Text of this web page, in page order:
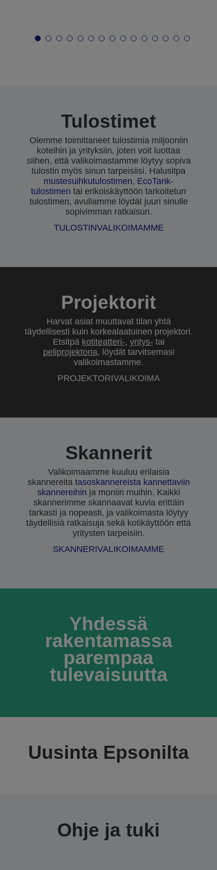
Tulostimet
Olemme toimittaneet tulostimia miljooniin
koteihin ja yrityksiin, joten voit luottaa
siihen, että valikoimastamme löytyy sopiva
tulostin myös sinun tarpeisiisi. Halusitpa
mustesuihkutulostimen, EcoTank-
tulostimen tai erikoiskäyttöön tarkoitetun
tulostimen, avullamme löydät juuri sinulle
sopivimman ratkaisun.
TULOSTINVALIKOIMAMME
Projektorit
Harvat asiat muuttavat tilan yhtä
täydellisesti kuin korkealaatuinen projektori.
Etsitpä kotiteatteri-, yritys- tai
peliprojektoria, löydät tarvitsemasi
valikoimastamme.
PROJEKTORIVALIKOIMA
Skannerit
Valikoimaamme kuuluu erilaisia
skannereita tasoskannereista kannettaviin
skannereihin ja moniin muihin. Kaikki
skannerimme skannaavat kuvia erittäin
tarkasti ja nopeasti, ja valikoimasta löytyy
täydellisiä ratkaisuja sekä kotikäyttöön että
yritysten tarpeisiin.
SKANNERIVALIKOIMAMME
Yhdessä
rakentamassa
parempaa
tulevaisuutta
Uusinta Epsonilta
Ohje ja tuki